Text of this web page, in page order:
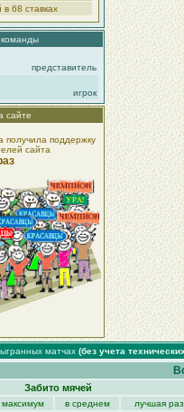
68 ставках
команды
представитель
игрок
сайте
получила поддержку
сайта
матчах (без учета
Забито мячей
максимум в среднем
лучшая